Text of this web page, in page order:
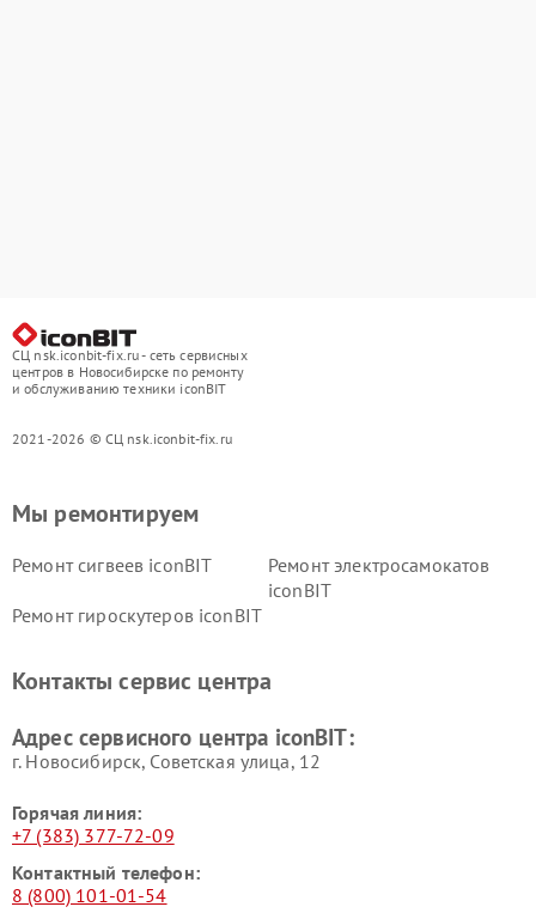
СЦ nsk.iconbit-fix.ru - сеть сервисных
центров в Новосибирске по ремонту
и обслуживанию техники iconBIT
2021-2026 © СЦ nsk.iconbit-fix.ru
Мы ремонтируем
Ремонт сигвеев iconBIT
Ремонт электросамокатов
iconBIT
Ремонт гироскутеров iconBIT
Контакты сервис центра
Адрес сервисного центра iconBIT:
г. Новосибирск, Советская улица, 12
Горячая линия:
+7 (383) 377-72-09
Контактный телефон:
8 (800) 101-01-54